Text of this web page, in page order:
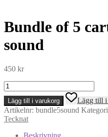
Bundle of 5
sound
450 kr
Bundle
of
cartoons
-
Lägg till i varukorg
Lägg till i
Artikelnr: bundle5sound
Tecknat
Beskrivning